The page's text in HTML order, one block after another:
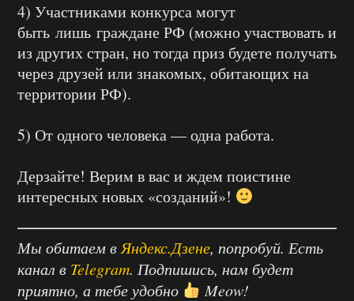
4) Участниками конкурса могут
быть лишь граждане РФ (можно участвовать и
из других стран, но тогда приз будете получать
через друзей или знакомых, обитающих на
территории РФ).
5) От одного человека — одна работа.
Дерзайте! Верим в вас и ждем поистине
интересных новых «созданий»!
Мы обитаем в Яндекс.Дзене, попробуй. Есть
канал в Telegram. Подпишись, нам будет
приятно, а тебе удобно
Meow!